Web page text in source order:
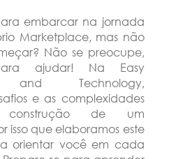
embarcar na jornada
Marketplace, mas não
Não se preocupe,
ajudar! Na Easy
and Technology,
e as complexidades
construção de um
isso que elaboramos este
orientar você em cada